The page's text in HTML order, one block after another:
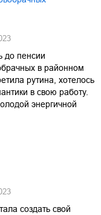
до пенсии
в районном
рутина, хотелось
в свою работу.
энергичной
создать свой